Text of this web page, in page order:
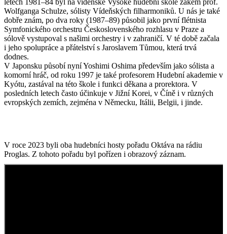
letech 1981–84 byl na vídeňské Vysoké hudební škole žákem prof.
Wolfganga Schulze, sólisty Vídeňských filharmoniků. U nás je také
dobře znám, po dva roky (1987–89) působil jako první flétnista
Symfonického orchestru Československého rozhlasu v Praze a
sólově vystupoval s našimi orchestry i v zahraničí. V té době začala
i jeho spolupráce a přátelství s Jaroslavem Tůmou, která trvá
dodnes.
V Japonsku působí nyní Yoshimi Oshima především jako sólista a
komorní hráč, od roku 1997 je také profesorem Hudební akademie v
Kyótu, zastával na této škole i funkci děkana a prorektora. V
posledních letech často účinkuje v Jižní Korei, v Číně i v různých
evropských zemích, zejména v Německu, Itálii, Belgii, i jinde.
V roce 2023 byli oba hudebníci hosty pořadu Oktáva na rádiu
Proglas. Z tohoto pořadu byl pořízen i obrazový záznam.